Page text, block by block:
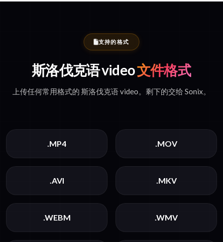
支持的格式
斯洛伐克语 video文件格式
上传任何常用格式的 斯洛伐克语 video。剩下的交给 Sonix。
.MP4 .MOV
.AVI .MKV
.WEBM .WMV